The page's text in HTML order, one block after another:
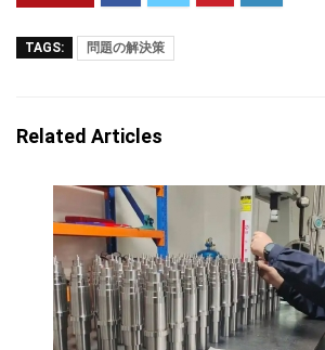
TAGS: 問題の解決策
Related Articles